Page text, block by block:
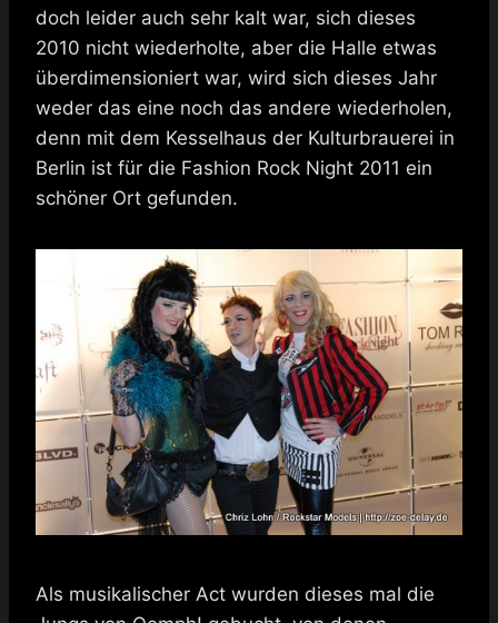
doch leider auch sehr kalt war, sich dieses
2010 nicht wiederholte, aber die Halle etwas
überdimensioniert war, wird sich dieses Jahr
weder das eine noch das andere wiederholen,
denn mit dem Kesselhaus der Kulturbrauerei in
Berlin ist für die Fashion Rock Night 2011 ein
schöner Ort gefunden.
Als musikalischer Act wurden dieses mal die